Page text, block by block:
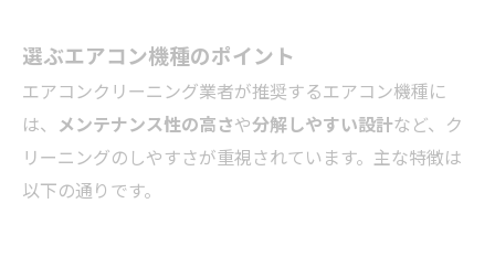
選ぶエアコン機種のポイント
エアコンクリーニング業者が推奨するエアコン機種に
は、 メンテナンス性の高さや分解しやすい設計など、ク
リーニングのしやすさが重視されています。主な特徴は
以下の通りです。